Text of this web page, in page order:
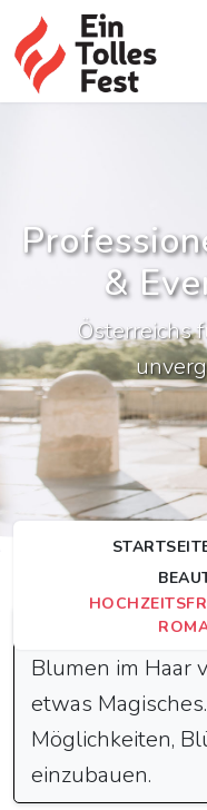
&
Österreichs
Schnelle
Blumen im Haar
etwas
Möglichkeiten,
einzubauen.